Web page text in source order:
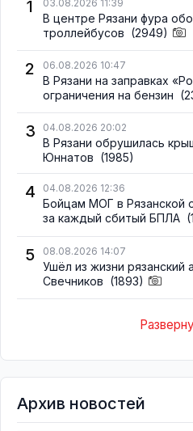
1
03.08.2026 11:39
В центре Рязани фура
троллейбусов (2949)
2 06.08.2026 10:47
В Рязани на заправках
ограничения на бензин
3 04.08.2026 20:02
В Рязани обрушилась
Юннатов (1985)
4 04.08.2026 12:36
Бойцам МОГ в Рязанской
за каждый сбитый БПЛА
5 08.08.2026 14:07
Ушёл из жизни рязанский
Свечников (1893)
Архив новостей